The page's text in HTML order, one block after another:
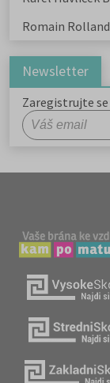
Romain
Newsletter
Zaregistrujte